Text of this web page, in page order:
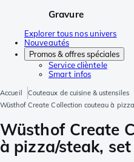
Gravure
Explorer tous nos univers
Nouveautés
Promos & offres spéciales
Service clièntele
Smart infos
Accueil Couteaux de cuisine & ustensiles
Wüsthof Create Collection couteau à
Wüsthof Create
à pizza/steak,